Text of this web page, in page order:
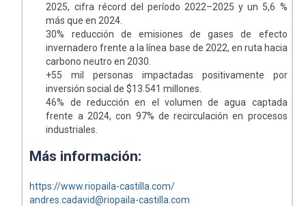
2025, cifra récord del período 2022–2025 y un 5,6 %
más que en 2024.
30% reducción de emisiones de gases de efecto
invernadero frente a la línea base de 2022, en ruta hacia
carbono neutro en 2030.
+55 mil personas impactadas positivamente por
inversión social de $13.541 millones.
46% de reducción en el volumen de agua captada
frente a 2024, con 97% de recirculación en procesos
industriales.
Más información:
https://www.riopaila-castilla.com/
andres.cadavid@riopaila-castilla.com